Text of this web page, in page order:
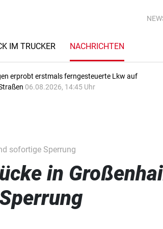
IM TRUCKER NACHRICHTEN
erprobt erstmals ferngesteuerte Lkw auf
06.08.2026, 14:45 Uhr
sofortige Sperrung
in